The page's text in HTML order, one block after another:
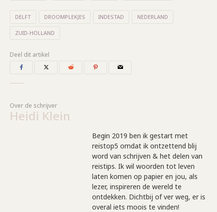
DELFT DROOMPLEKJES INDESTAD NEDERLAND
ZUID-HOLLAND
Deel dit artikel
Over de schrijver
Heidi Klein
Begin 2019 ben ik gestart met
reistop5 omdat ik ontzettend blij
word van schrijven & het delen van
reistips. Ik wil woorden tot leven
laten komen op papier en jou, als
lezer, inspireren de wereld te
ontdekken. Dichtbij of ver weg, er is
overal iets moois te vinden!